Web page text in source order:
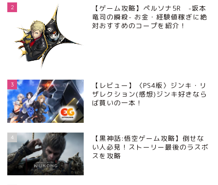
2
【ゲーム攻略】ペルソナ5R -坂本
竜司の瞬殺- お金・経験値稼ぎに絶
対おすすめのコープを紹介！
3
【レビュー】〈PS4版〉ジンキ・リ
ザレクション(感想)ジンキ好きなら
ば買いの一本！
4
【黒神話:悟空ゲーム攻略】倒せな
い人必見！ストーリー最後のラスボ
スを攻略